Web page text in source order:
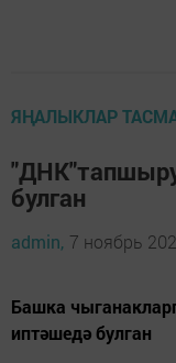
ЯҢАЛЫКЛАР
булган
admin, 7 ноябрь
Башка
иптәшедә булган